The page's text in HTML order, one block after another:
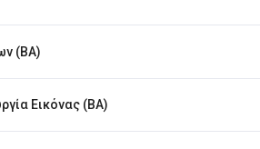
(ΒΑ)
Εικόνας (ΒΑ)